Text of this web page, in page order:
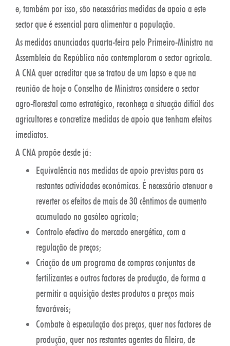
e, também por isso, são necessárias medidas de apoio a este
sector que é essencial para alimentar a população.
As medidas anunciadas quarta-feira pelo Primeiro-Ministro na
Assembleia da República não contemplaram o sector agrícola.
A CNA quer acreditar que se tratou de um lapso e que na
reunião de hoje o Conselho de Ministros considere o sector
agro-florestal como estratégico, reconheça a situação difícil dos
agricultores e concretize medidas de apoio que tenham efeitos
imediatos.
A CNA propõe desde já:
Equivalência nas medidas de apoio previstas para as
restantes actividades económicas. É necessário atenuar e
reverter os efeitos de mais de 30 cêntimos de aumento
acumulado no gasóleo agrícola;
Controlo efectivo do mercado energético, com a
regulação de preços;
Criação de um programa de compras conjuntas de
fertilizantes e outros factores de produção, de forma a
permitir a aquisição destes produtos a preços mais
favoráveis;
Combate à especulação dos preços, quer nos factores de
produção, quer nos restantes agentes da fileira, de